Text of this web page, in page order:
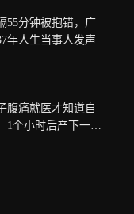
55分钟被抱错，广
年人生当事人发声
腹痛就医才知道自
1个小时后产下一名